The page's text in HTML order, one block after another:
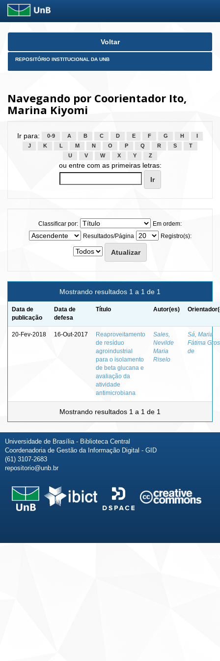
Skip
Voltar
REPOSITÓRIO INSTITUCIONAL DA UNB
Navegando por Coorientador Ito,
Marina Kiyomi
Ir para: 0-9 A B C D E F G H
J
K L M N O P Q R S
T
U
V W X Y Z
ou entre com as primeiras letras:
Classificar por:
Em ordem:
Resultados/Página
Registro(s):
Mostrando resultados 1 a 1 de 1
Data de
publicação
Data de
defesa
Título Autor(es)
20-Fev-2018 16-Out-2017
Reaproveitamento
de resíduo
agroindustrial
para o isolamento
de beta glucana e
avaliação da
atividade
antimicrobiana
Sales,
Nevilde
Maria
Riselo
Sá, Maria
Fátima
de
Mostrando resultados 1 a 1 de 1
Universidade de Brasília - Biblioteca Central
Coordenadoria de Gestão da Informação Digital - GID
(61) 3107-2683
repositorio@unb.br